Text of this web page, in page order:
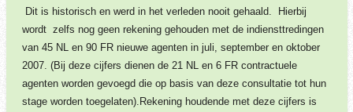
Dit is historisch en werd in het verleden nooit gehaald. Hierbij
wordt zelfs nog geen rekening gehouden met de indiensttredingen
van 45 NL en 90 FR nieuwe agenten in juli, september en oktober
2007. (Bij deze cijfers dienen de 21 NL en 6 FR contractuele
agenten worden gevoegd die op basis van deze consultatie tot hun
stage worden toegelaten). Rekening houdende met deze cijfers is